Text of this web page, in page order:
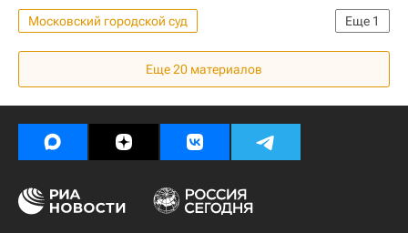
Еще 1
Московский городской суд
Лариса Долина
Еще20 материалов